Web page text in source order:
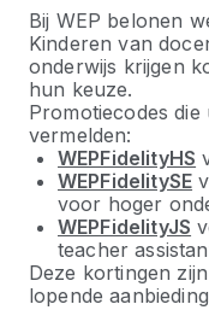
Bij WEP belonen
Kinderen van
onderwijs krijgen
hun keuze.
Promotiecodes
vermelden:
WEPFidelityHS
WEPFidelitySE
voor hoger
WEPFidelityJS
teacher
Deze kortingen
lopende